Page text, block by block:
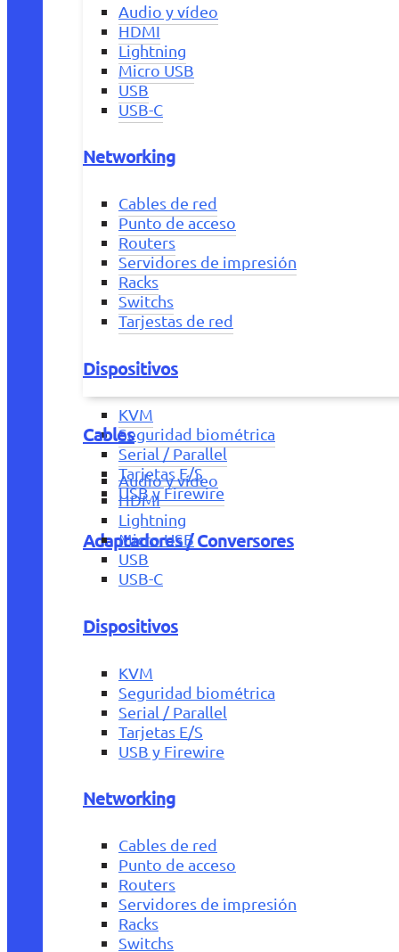
Audio y vídeo
HDMI
Lightning
Micro USB
USB
USB-C
Networking
Cables de red
Punto de acceso
Routers
Servidores de impresión
Racks
Switchs
Tarjestas de red
Dispositivos
KVM
Seguridad biométrica
Serial / Parallel
Tarjetas E/S
USB y Firewire
Adaptadores / Conversores
Cables
Audio y vídeo
HDMI
Lightning
Micro USB
USB
USB-C
Dispositivos
KVM
Seguridad biométrica
Serial / Parallel
Tarjetas E/S
USB y Firewire
Networking
Cables de red
Punto de acceso
Routers
Servidores de impresión
Racks
Switchs